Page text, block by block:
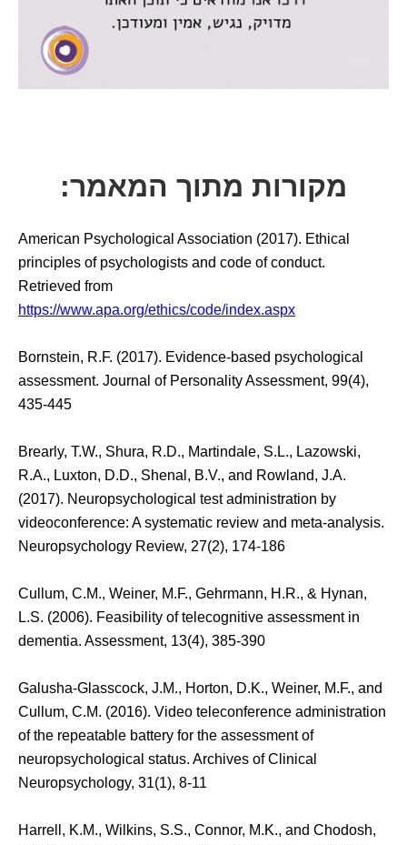
מקורות מתוך המאמר:
American Psychological Association (2017). Ethical
principles of psychologists and code of conduct.
Retrieved from
https://www.apa.org/ethics/code/index.aspx
Bornstein, R.F. (2017). Evidence-based psychological
assessment. Journal of Personality Assessment, 99(4),
435-445
Brearly, T.W., Shura, R.D., Martindale, S.L., Lazowski,
R.A., Luxton, D.D., Shenal, B.V., and Rowland, J.A.
(2017). Neuropsychological test administration by
videoconference: A systematic review and meta-analysis.
Neuropsychology Review, 27(2), 174-186
Cullum, C.M., Weiner, M.F., Gehrmann, H.R., & Hynan,
L.S. (2006). Feasibility of telecognitive assessment in
dementia. Assessment, 13(4), 385-390
Galusha-Glasscock, J.M., Horton, D.K., Weiner, M.F., and
Cullum, C.M. (2016). Video teleconference administration
of the repeatable battery for the assessment of
neuropsychological status. Archives of Clinical
Neuropsychology, 31(1), 8-11
Harrell, K.M., Wilkins, S.S., Connor, M.K., and Chodosh,